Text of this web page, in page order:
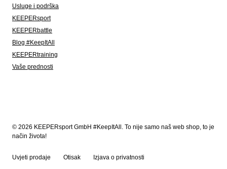
Usluge i podrška
KEEPERsport
KEEPERbattle
Blog #KeepItAll
KEEPERtraining
Vaše prednosti
© 2026 KEEPERsport GmbH #KeepItAll. To nije samo naš web shop, to je
način života!
Uvjeti prodaje Otisak Izjava o privatnosti